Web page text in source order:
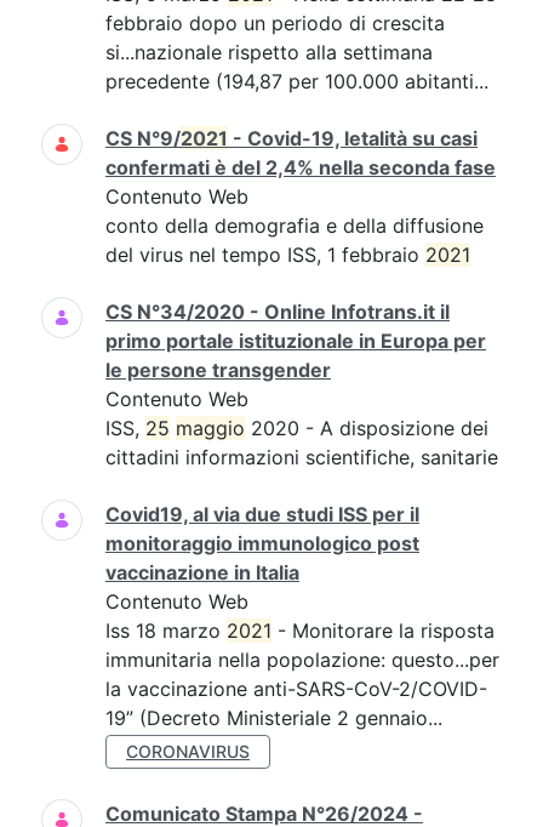
febbraio dopo un periodo di crescita
si...nazionale rispetto alla settimana
precedente (194,87 per 100.000 abitanti...
CS N°9/2021 - Covid-19, letalità su casi
confermati è del 2,4% nella seconda fase
Contenuto Web
conto della demografia e della diffusione
del virus nel tempo ISS, 1 febbraio 2021
CS N°34/2020 - Online Infotrans.it il
primo portale istituzionale in Europa per
le persone transgender
Contenuto Web
ISS, 25 maggio 2020 - A disposizione dei
cittadini informazioni scientifiche, sanitarie
Covid19, al via due studi ISS per il
monitoraggio immunologico post
vaccinazione in Italia
Contenuto Web
Iss 18 marzo 2021 - Monitorare la risposta
immunitaria nella popolazione: questo...per
la vaccinazione anti-SARS-CoV-2/COVID-
19” (Decreto Ministeriale 2 gennaio...
CORONAVIRUS
Comunicato Stampa N°26/2024 -